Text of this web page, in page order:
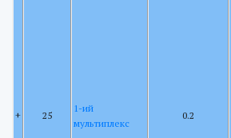
+ 25
1-ий
мультиплекс
0.2